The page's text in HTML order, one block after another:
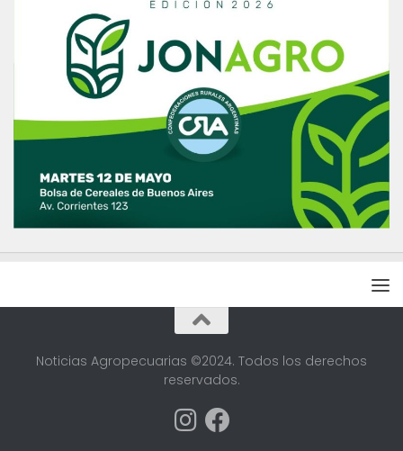
Noticias Agropecuarias ©2024. Todos los derechos
reservados.